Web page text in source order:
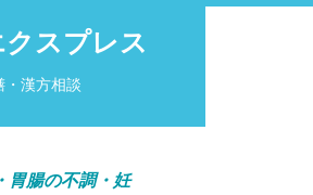
スプレス
漢方相談
胃腸の不調・妊